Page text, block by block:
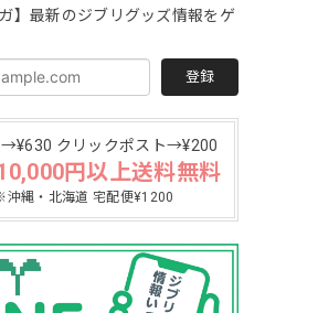
ガ】最新のジブリグッズ情報をゲ
登録
→¥630 クリックポスト→¥200
円以上送料無料
沖縄・北海道 宅配便¥1200